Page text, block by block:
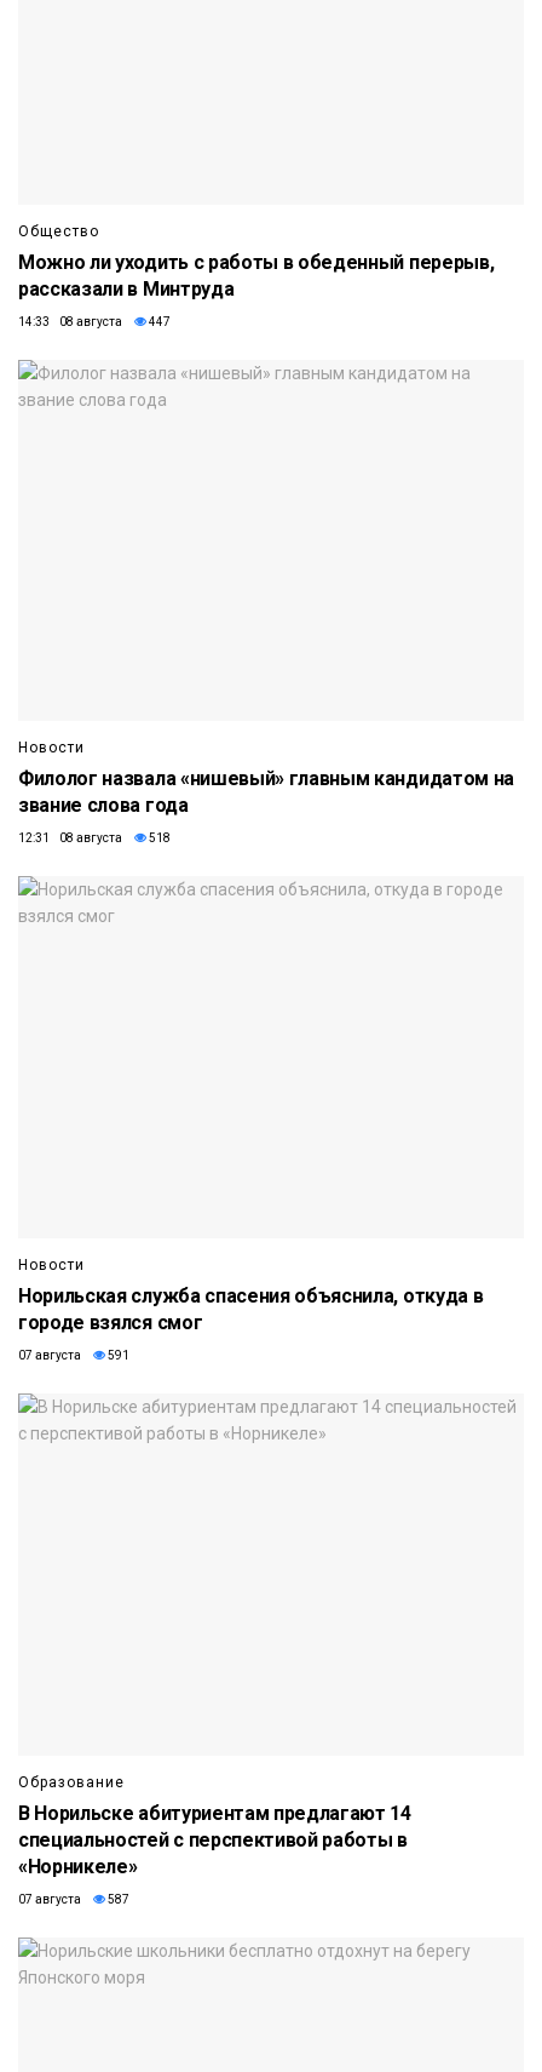
Общество
Можно ли уходить с работы в обеденный перерыв,
рассказали в Минтруда
14:33 08 августа 447
Новости
Филолог назвала «нишевый» главным кандидатом на
звание слова года
12:31 08 августа 518
Новости
Норильская служба спасения объяснила, откуда в
городе взялся смог
07 августа 591
Образование
В Норильске абитуриентам предлагают 14
специальностей с перспективой работы в
«Норникеле»
07 августа 587